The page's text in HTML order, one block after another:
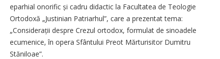
eparhial onorific și cadru didactic la Facultatea de Teologie
Ortodoxă „Justinian Patriarhul”, care a prezentat tema:
„Considerații despre Crezul ortodox, formulat de sinoadele
ecumenice, în opera Sfântului Preot Mărturisitor Dumitru
Stăniloae”.